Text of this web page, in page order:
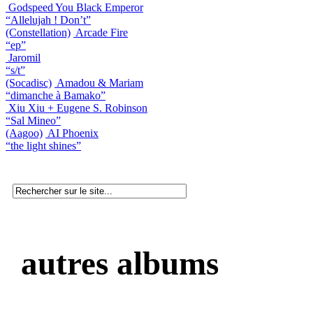
Godspeed You Black Emperor
“Allelujah ! Don’t”
(Constellation) Arcade Fire
“ep”
Jaromil
“s/t”
(Socadisc) Amadou & Mariam
“dimanche à Bamako”
Xiu Xiu + Eugene S. Robinson
“Sal Mineo”
(Aagoo) AI Phoenix
“the light shines”
autres albums